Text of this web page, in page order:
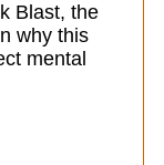
Blast, the
why this
mental